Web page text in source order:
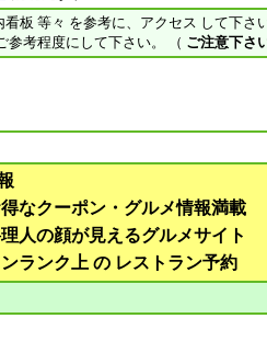
板 等々 を参考に、アクセス して下さい
参考程度にして下さい。 （ ご注意下さ
なクーポン・グルメ情報満載
人の顔が見えるグルメサイト
ンランク上 の レストラン予約